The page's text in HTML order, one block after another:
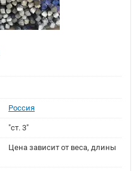
Россия
"ст. 3"
Цена зависит от веса, длины